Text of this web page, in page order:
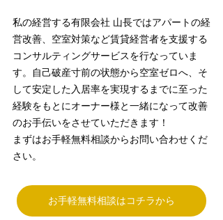
私の経営する有限会社 山長ではアパートの経
営改善、空室対策など賃貸経営者を支援する
コンサルティングサービスを行なっていま
す。自己破産寸前の状態から空室ゼロへ、そ
して安定した入居率を実現するまでに至った
経験をもとにオーナー様と一緒になって改善
のお手伝いをさせていただきます！
まずはお手軽無料相談からお問い合わせくだ
さい。
お手軽無料相談はコチラから